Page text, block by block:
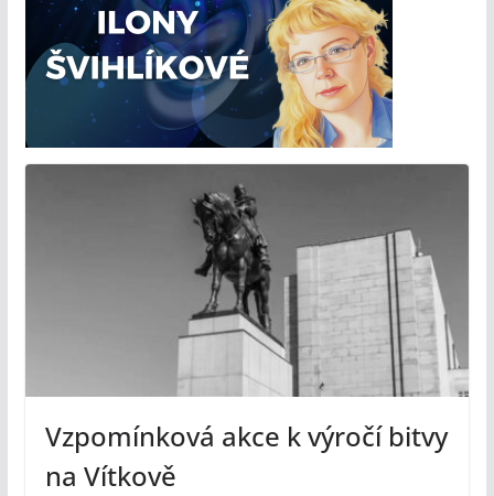
Vzpomínková akce k výročí bitvy
na Vítkově